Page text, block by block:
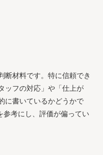
断材料です。特に信頼でき
ッフの対応」や「仕上が
に書いているかどうかで
参考にし、評価が偏ってい